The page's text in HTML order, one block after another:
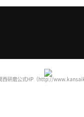
西研磨公式HP（http://